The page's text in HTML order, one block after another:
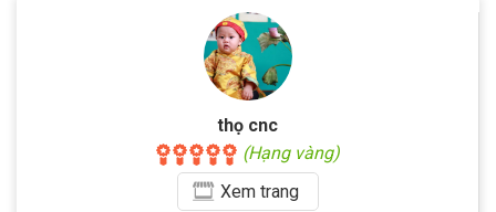
thọ cnc
(Hạng vàng)
Xemtrang